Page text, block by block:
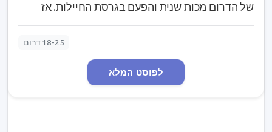
של הדרום מכות שנית והפעם בגרסת החיילות. אז
תכינו משפטי פתיחה טובים ופופקורן כי הולכת להיות
18-25 דרום
לפוסט המלא